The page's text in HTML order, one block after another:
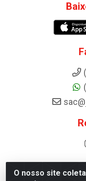
O nosso site